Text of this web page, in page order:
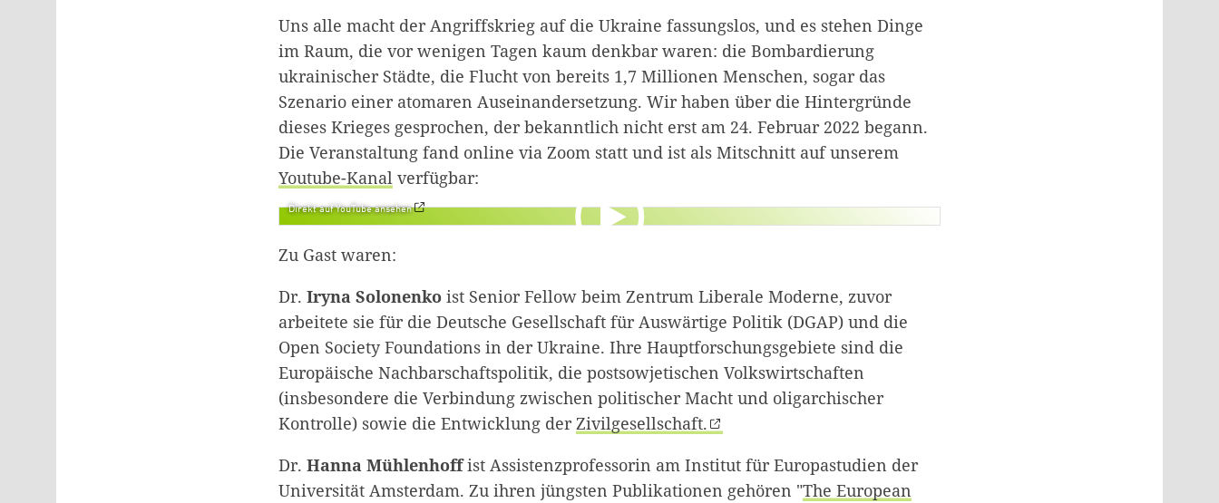
Uns alle macht der Angriffskrieg auf die Ukraine fassungslos, und es stehen Dinge
im Raum, die vor wenigen Tagen kaum denkbar waren: die Bombardierung
ukrainischer Städte, die Flucht von bereits 1,7 Millionen Menschen, sogar das
Szenario einer atomaren Auseinandersetzung. Wir haben über die Hintergründe
dieses Krieges gesprochen, der bekanntlich nicht erst am 24. Februar 2022 begann.
Die Veranstaltung fand online via Zoom statt und ist als Mitschnitt auf unserem
Youtube-Kanal verfügbar:
Direkt auf YouTube ansehen
Zu Gast waren:
Dr. Iryna Solonenko ist Senior Fellow beim Zentrum Liberale Moderne, zuvor
arbeitete sie für die Deutsche Gesellschaft für Auswärtige Politik (DGAP) und die
Open Society Foundations in der Ukraine. Ihre Hauptforschungsgebiete sind die
Europäische Nachbarschaftspolitik, die postsowjetischen Volkswirtschaften
(insbesondere die Verbindung zwischen politischer Macht und oligarchischer
Kontrolle) sowie die Entwicklung der Zivilgesellschaft.
Dr. Hanna Mühlenhoffist Assistenzprofessorin am Institut für Europastudien der
Universität Amsterdam. Zu ihren jüngsten Publikationen gehören "The European